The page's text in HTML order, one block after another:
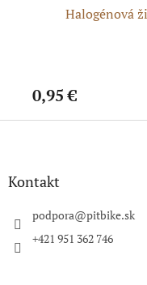
Halogénová
0,95 €
Z
Kontakt
podpora@pitbike.sk
+421 951 362 746